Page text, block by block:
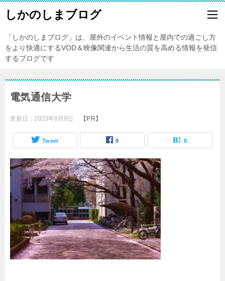
しかのしまブログ
「しかのしまブログ」は、屋外のイベント情報と屋内での過ごし方
をより快適にするVOD＆映像関連から生活の質を高める情報を発信
するブログです
電気通信大学
更新日： 2023年8月9日 【PR】
Tweet 0 0